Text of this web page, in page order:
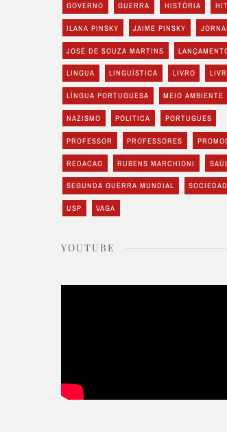
GOVERNO GUERRA HISTÓRIA
ILANA PINSKY JAIME PINSKY
JOSÉ DE SOUZA MARTINS
LINGUA LINGUÍSTICA LIVRO
LÍNGUA PORTUGUESA MEIO AMBIENTE
NAZISMO POLITICA PORTUGUES
PROFESSOR PROFESSORES
REDACAO RUBENS MARCHIONI
SEGUNDA GUERRA MUNDIAL
USP VAGA
YOUTUBE